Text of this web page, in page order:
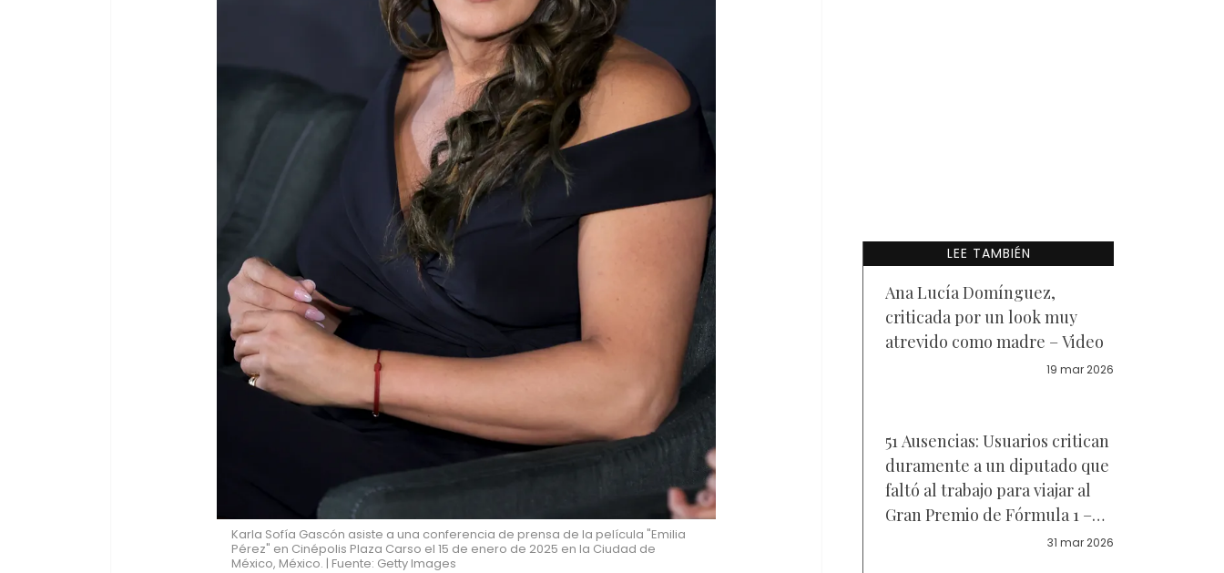
Karla Sofía Gascón asiste a una conferencia de prensa de la película "Emilia
Pérez" en Cinépolis Plaza Carso el 15 de enero de 2025 en la Ciudad de
México, México. | Fuente: Getty Images
LEE TAMBIÉN
Ana Lucía Domínguez,
criticada por un look muy
atrevido como madre – Video
19 mar 2026
51 Ausencias: Usuarios critican
duramente a un diputado que
faltó al trabajo para viajar al
Gran Premio de Fórmula 1 –
31 mar 2026